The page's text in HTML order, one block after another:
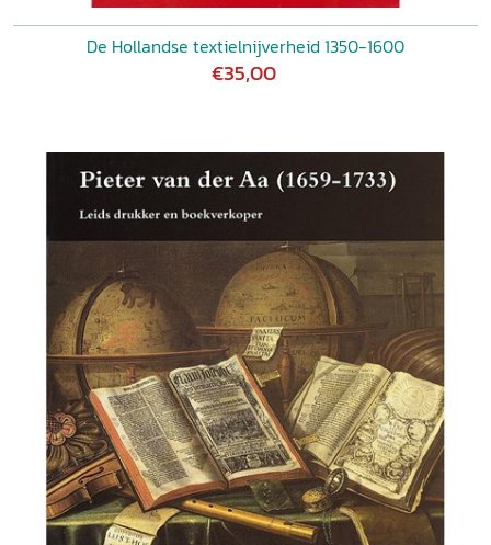
De Hollandse textielnijverheid 1350-1600
€35,00